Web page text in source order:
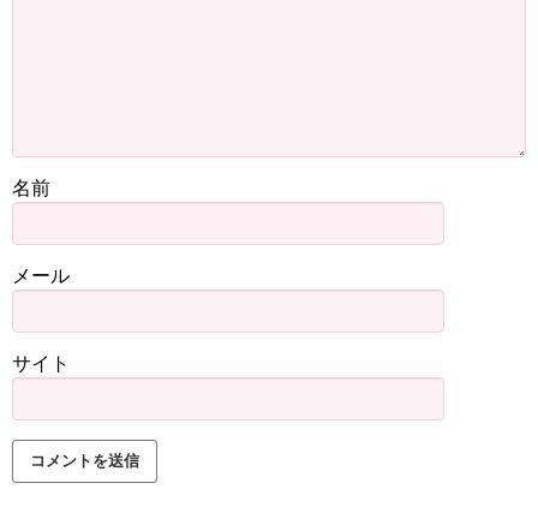
名前
メール
サイト